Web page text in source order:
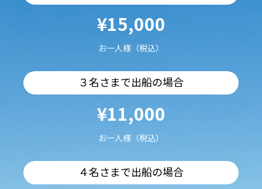
¥15,000
お一人様（税込）
３名さまで出船の場合
¥11,000
お一人様（税込）
４名さまで出船の場合